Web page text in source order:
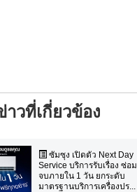
าวที่เกี่ยวข้อง
ซัมซุง เปิดตัว Next Day
Service บริการรับเรื่อง ซ่อม
จบภายใน 1 วัน ยกระดับ
มาตรฐานบริการเครื่องปร...